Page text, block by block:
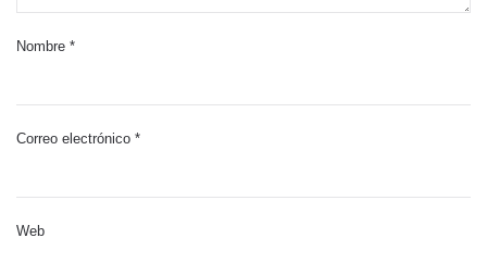
Nombre *
Correo electrónico *
Web